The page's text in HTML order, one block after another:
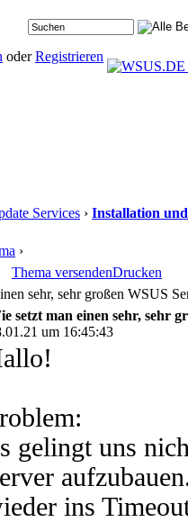
oderRegistrieren
Services › Installation
›
Thema versendenDrucken
sehr, sehr großen WSUS
setzt man einen sehr, sehr
um 16:45:43
gelingt uns
ins